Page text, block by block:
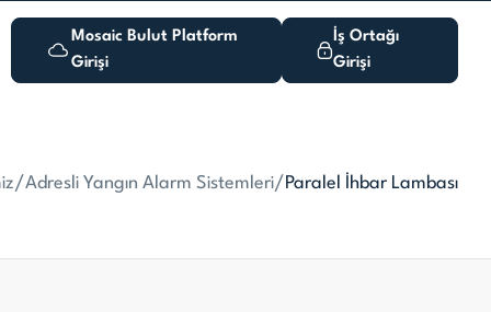
Mosaic Bulut Platform
Girişi
İş Ortağı
Girişi
/Adresli Yangın Alarm Sistemleri/ Paralel İhbar Lambası